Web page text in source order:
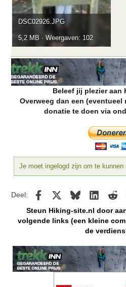
DSC02926.JPG
5,2 MB · Weergaven: 102
Beleef jij plezier aan
Overweeg dan een
donatie te doen via
Je moet ingelogd zijn om te kunnen
Deel: Facebook BlueskyLinkedIn
Steun Hiking-site.nl door
volgende links (een kleine
de